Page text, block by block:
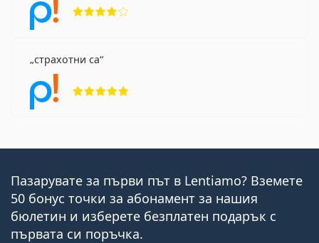
страхотни са
Пазарувате за първи път в Lentiamo? Вземете
50 бонус точки за абонамент за нашия
бюлетин и изберете безплатен подарък с
първата си поръчка.